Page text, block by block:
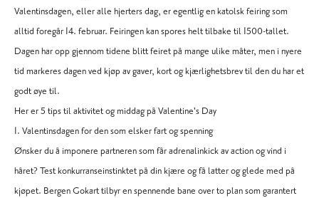
Valentinsdagen, eller alle hjerters dag, er egentlig en katolsk feiring som
alltid foregår 14. februar. Feiringen kan spores helt tilbake til 1500-tallet.
Dagen har opp gjennom tidene blitt feiret på mange ulike måter, men i nyere
tid markeres dagen ved kjøp av gaver, kort og kjærlighetsbrev til den du har et
godt øye til.
Her er 5 tips til aktivitet og middag på Valentine's Day
1. Valentinsdagen for den som elsker fart og spenning
Ønsker du å imponere partneren som får adrenalinkick av action og vind i
håret? Test konkurranseinstinktet på din kjære og få latter og glede med på
kjøpet. Bergen Gokart tilbyr en spennende bane over to plan som garantert